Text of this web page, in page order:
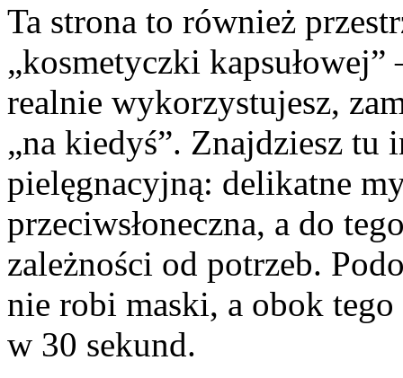
Ta strona to również
„kosmetyczki
realnie wykorzystujesz,
„na kiedyś”. Znajdziesz tu
pielęgnacyjną: delikatne
przeciwsłoneczna, a do
zależności od potrzeb.
nie robi maski, a obok
w 30 sekund.